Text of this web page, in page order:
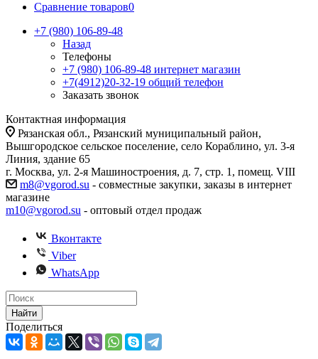
Сравнение товаров0
+7 (980) 106-89-48
Назад
Телефоны
+7 (980) 106-89-48 интернет магазин
+7(4912)20-32-19 общий телефон
Заказать звонок
Контактная информация
Рязанская обл., Рязанский муниципальный район,
Вышгородское сельское поселение, село Кораблино, ул. 3-я
Линия, здание 65
г. Москва, ул. 2-я Машиностроения, д. 7, стр. 1, помещ. VIII
m8@vgorod.su - совместные закупки, заказы в интернет
магазине
m10@vgorod.su - оптовый отдел продаж
Вконтакте
Viber
WhatsApp
Найти
Поделиться